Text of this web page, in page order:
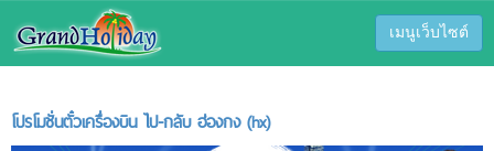
เมนูเว็บไซต์
โปรโมชั่นตั๋วเครื่องบิน ไป-กลับ ฮ่องกง (hx)